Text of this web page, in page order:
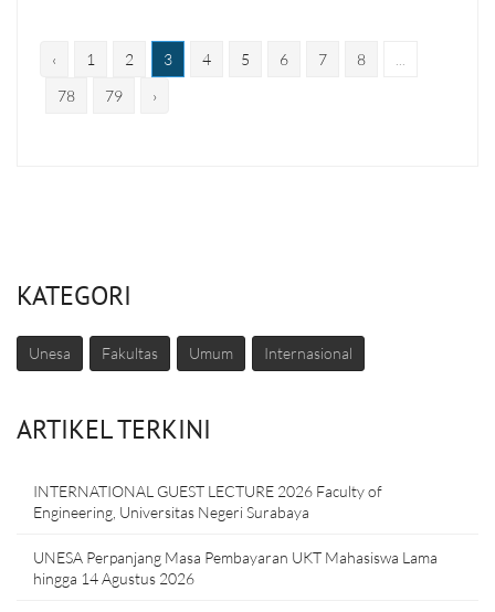
‹ 1 2 3 4 5 6 7 8
78
79 ›
KATEGORI
Unesa Fakultas Umum Internasional
ARTIKEL TERKINI
INTERNATIONAL GUEST LECTURE 2026 Faculty of
Engineering, Universitas Negeri Surabaya
UNESA Perpanjang Masa Pembayaran UKT Mahasiswa Lama
hingga 14 Agustus 2026